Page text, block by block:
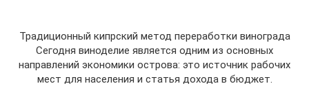
Традиционный кипрский метод переработки винограда
Сегодня виноделие является одним из основных
направлений экономики острова: это источник рабочих
мест для населения и статья дохода в бюджет.